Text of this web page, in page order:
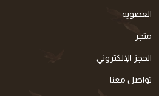
العضوية
متجر
الحجز الإلكتروني
تواصل معنا